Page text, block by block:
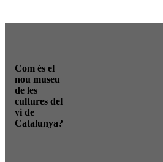
Com és el
nou museu
de les
cultures del
vi de
Catalunya?